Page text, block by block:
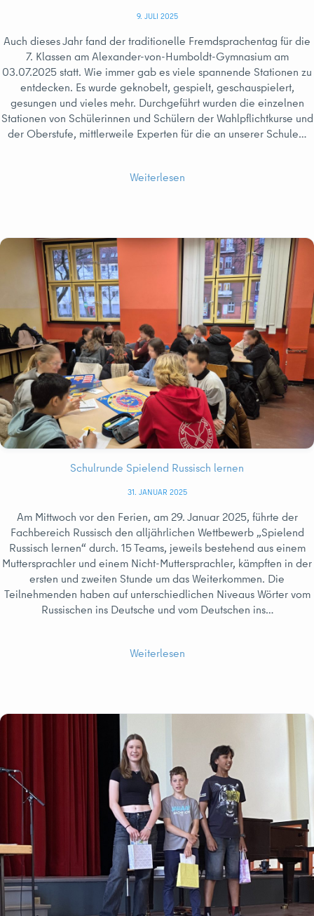
9. JULI 2025
Auch dieses Jahr fand der traditionelle Fremdsprachentag für die
7. Klassen am Alexander-von-Humboldt-Gymnasium am
03.07.2025 statt. Wie immer gab es viele spannende Stationen zu
entdecken. Es wurde geknobelt, gespielt, geschauspielert,
gesungen und vieles mehr. Durchgeführt wurden die einzelnen
Stationen von Schülerinnen und Schülern der Wahlpflichtkurse und
der Oberstufe, mittlerweile Experten für die an unserer Schule…
Weiterlesen
Schulrunde Spielend Russisch lernen
31. JANUAR 2025
Am Mittwoch vor den Ferien, am 29. Januar 2025, führte der
Fachbereich Russisch den alljährlichen Wettbewerb „Spielend
Russisch lernen“ durch. 15 Teams, jeweils bestehend aus einem
Muttersprachler und einem Nicht-Muttersprachler, kämpften in der
ersten und zweiten Stunde um das Weiterkommen. Die
Teilnehmenden haben auf unterschiedlichen Niveaus Wörter vom
Russischen ins Deutsche und vom Deutschen ins…
Weiterlesen